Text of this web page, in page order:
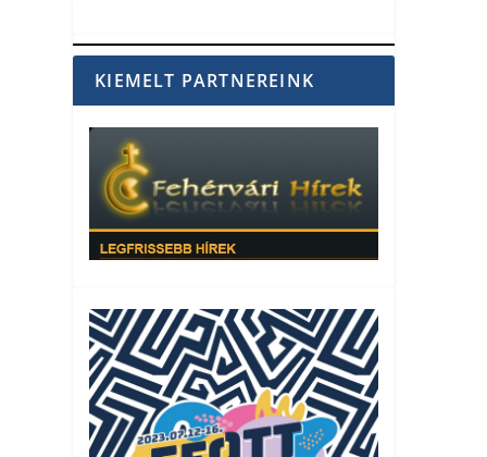
KIEMELT PARTNEREINK